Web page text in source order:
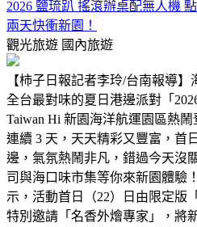
2026 鹽琉趴 搖滾辦桌配無人機
兩天快衝新園！
觀光旅遊 國內旅遊
【柿子日報記者李玲/台南報導】
全台最對味的夏日港邊派對「
Taiwan Hi 新園海洋航運園區熱鬧
連續 3 天，天天精彩又豐富，首
邊，氣氛熱鬧非凡，錯過今天沒
司與海口味市集等你來新園體驗
示，活動首日（22）日由限定版
特別邀請「名香外燴專家」，將